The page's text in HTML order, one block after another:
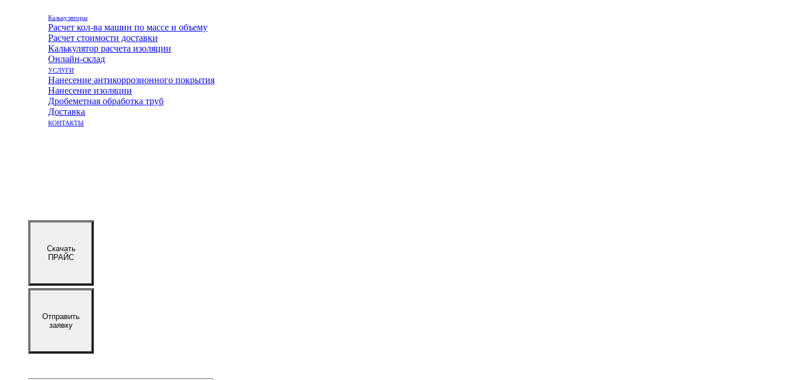
Калькуляторы
Расчет кол-ва машин по массе и объему
Расчет стоимости доставки
Калькулятор расчета изоляции
Онлайн-склад
УСЛУГИ
Нанесение антикоррозионного покрытия
Нанесение изоляции
Дробеметная обработка труб
Доставка
КОНТАКТЫ
Скачать
ПРАЙС
Отправить
заявку